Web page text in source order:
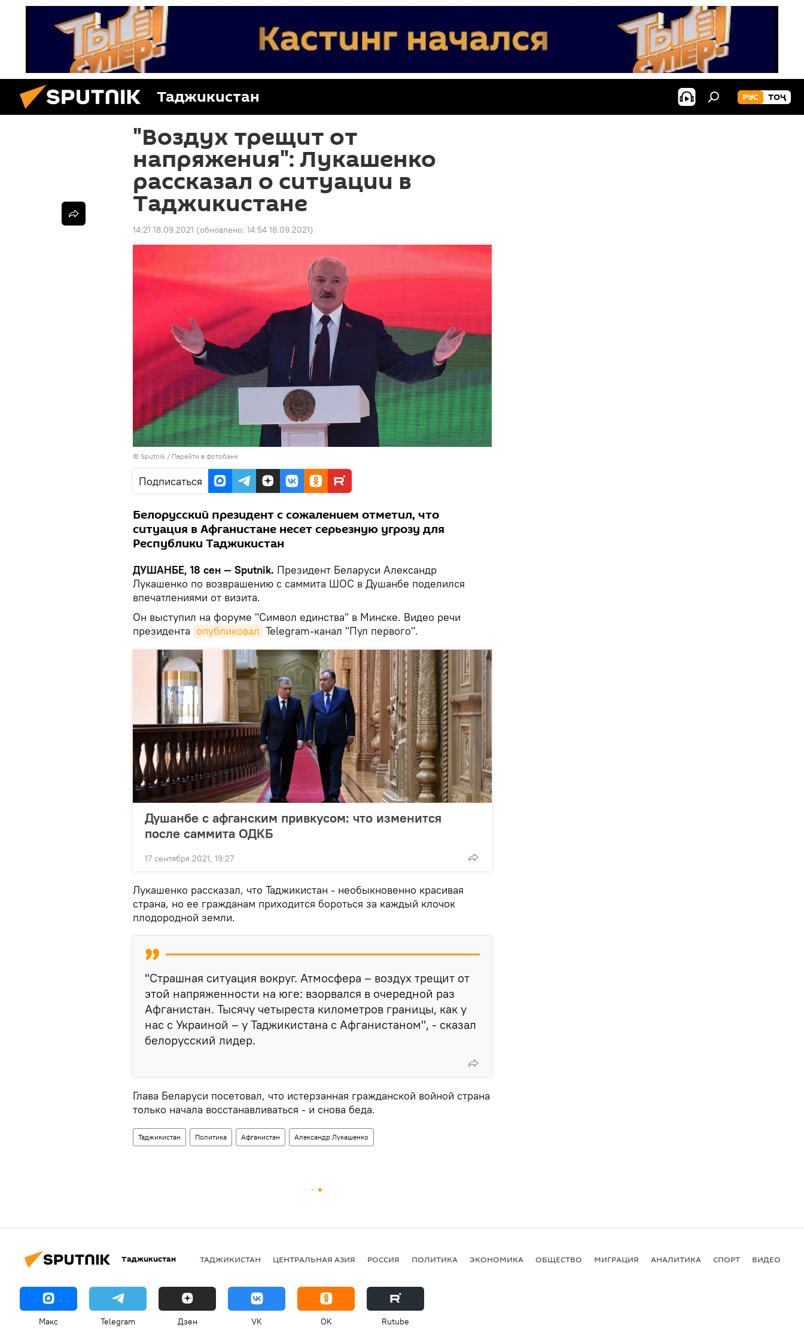
Таджикистан РУС ТОҶ
"Воздух трещит от
напряжения": Лукашенко
рассказал о ситуации в
Таджикистане
14:21 18.09.2021 (обновлено: 14:54 18.09.2021)
© Sputnik / Перейти в фотобанк
Подписаться
Белорусский президент с сожалением отметил, что
ситуация в Афганистане несет серьезную угрозу для
Республики Таджикистан
ДУШАНБЕ, 18 сен — Sputnik. Президент Беларуси Александр
Лукашенко по возврашению с саммита ШОС в Душанбе поделился
впечатлениями от визита.
Он выступил на форуме "Символ единства" в Минске. Видео речи
президента опубликовал Telegram-канал "Пул первого".
Душанбе с афганским привкусом: что изменится
после саммита ОДКБ
17 сентября 2021, 19:27
Лукашенко рассказал, что Таджикистан - необыкновенно красивая
страна, но ее гражданам приходится бороться за каждый клочок
плодородной земли.
"Страшная ситуация вокруг. Атмосфера – воздух трещит от
этой напряженности на юге: взорвался в очередной раз
Афганистан. Тысячу четыреста километров границы, как у
нас с Украиной – у Таджикистана с Афганистаном", - сказал
белорусский лидер.
Глава Беларуси посетовал, что истерзанная гражданской войной страна
только начала восстанавливаться - и снова беда.
Таджикистан Политика Афганистан Александр Лукашенко
Таджикистан ТАДЖИКИСТАН ЦЕНТРАЛЬНАЯ АЗИЯ РОССИЯ ПОЛИТИКА ЭКОНОМИКА ОБЩЕСТВО МИГРАЦИЯ АНАЛИТИКА СПОРТ ВИДЕО
Макс Telegram Дзен VK OK Rutube